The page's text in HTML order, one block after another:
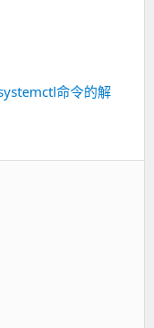
命令的解